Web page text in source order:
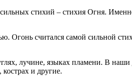
стихий – стихия Огня.
считался самой сильной
лучине, языках пламени. В
и другие.